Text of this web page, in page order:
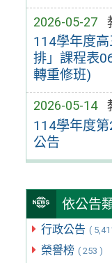
2026-05-27
114學年度
排」課程表
轉重修班)
2026-05-14
114學年度
公告
依公告
行政公告 (
榮譽榜 ( 253 )